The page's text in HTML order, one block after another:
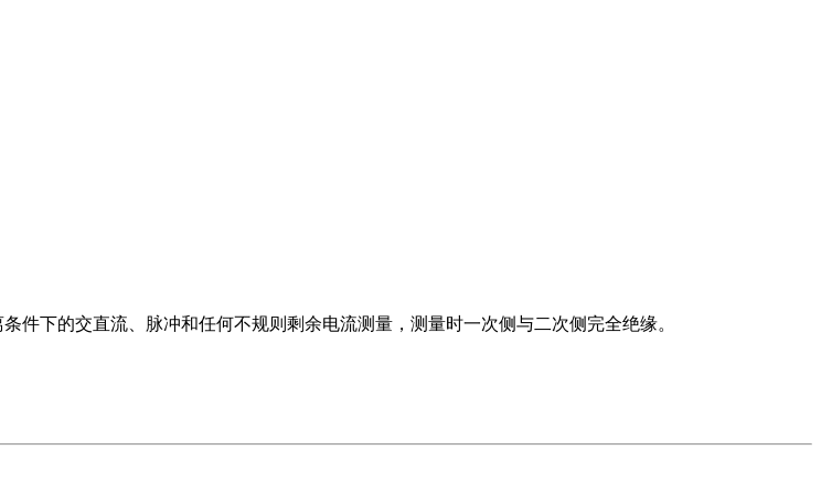
件下的交直流、脉冲和任何不规则剩余电流测量，测量时一次侧与二次侧完全绝缘。